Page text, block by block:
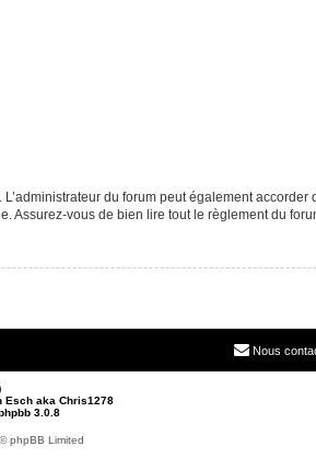
du forum peut également
Assurez-vous de bien lire tout le règlement du
Nous
Esch aka Chris1278
3.0.8
phpBB Limited